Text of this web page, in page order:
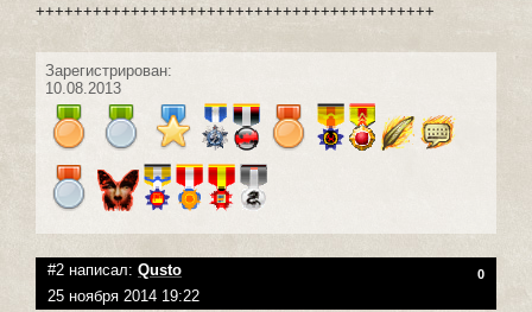
++++++++++++++++++++++++++++++++++++++++++
Зарегистрирован:
10.08.2013
#2 написал: Qusto 0
25 ноября 2014 19:22